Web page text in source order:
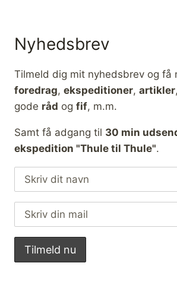
Nyhedsbrev
Tilmeld dig mit nyhedsbrev og få
foredrag, ekspeditioner, artikler
gode råd og fif, m.m.
Samt få adgang til 30 min
ekspedition "Thule til Thule".